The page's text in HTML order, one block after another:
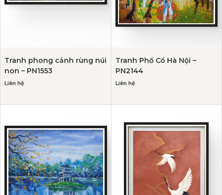
Tranh phong cảnh rùng núi
non – PN1553
Liên hệ
Tranh Phố Cổ Hà Nội –
PN2144
Liên hệ